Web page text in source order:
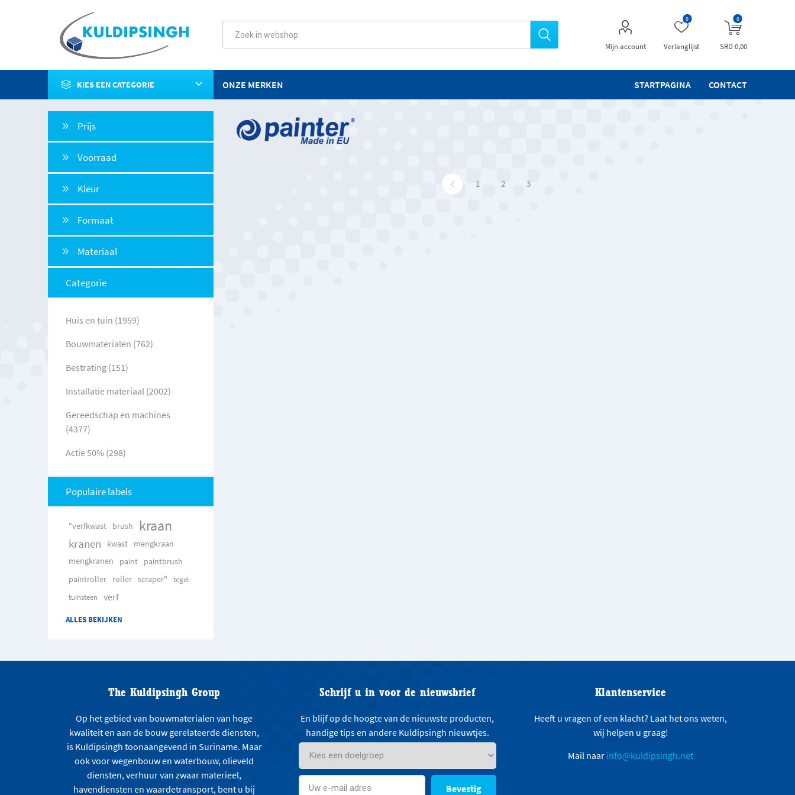
Mijn account Verlanglijst
0 0
SRD 0,00
KIES EEN CATEGORIE STARTPAGINA CONTACT
ONZE MERKEN
1 2 3
Prijs
Voorraad
Kleur
Formaat
Materiaal
Categorie
Huis en tuin (1959)
Bouwmaterialen (762)
Bestrating (151)
Installatie materiaal (2002)
Gereedschap en machines
(4377)
Actie 50% (298)
Populaire labels
"verfkwast brush kraan
kranen kwast mengkraan
mengkranen paint
paintbrush
paintroller
roller scraper"
tegel
tuinsteen
verf
ALLES BEKIJKEN
The Kuldipsingh Group
Op het gebied van bouwmaterialen van hoge
kwaliteit en aan de bouw gerelateerde diensten,
is Kuldipsingh toonaangevend in Suriname. Maar
ook voor wegenbouw en waterbouw, olieveld
diensten, verhuur van zwaar materieel,
havendiensten en waardetransport, bent u bij
Schrijf u in voor de nieuwsbrief
En blijf op de hoogte van de nieuwste producten,
handige tips en andere Kuldipsingh nieuwtjes.
Bevestig
Klantenservice
Heeft u vragen of een klacht? Laat het ons weten,
wij helpen u graag!
Mail naar info@kuldipsingh.net